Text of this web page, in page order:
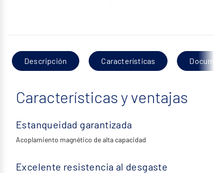
Descripción Características
Características y ventajas
Estanqueidad garantizada
Acoplamiento magnético de alta capacidad
Excelente resistencia al desgaste